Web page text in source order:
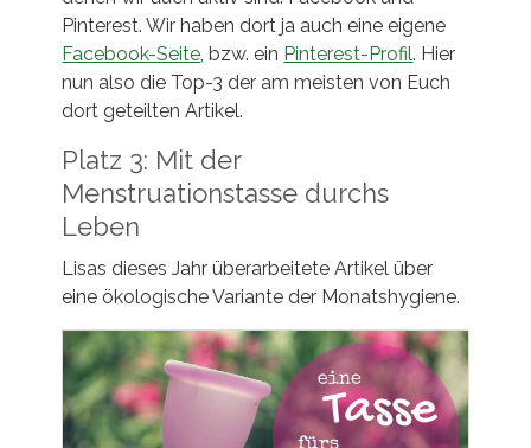
Pinterest. Wir haben dort ja auch eine eigene
Facebook-Seite, bzw. ein Pinterest-Profil. Hier
nun also die Top-3 der am meisten von Euch
dort geteilten Artikel.
Platz 3: Mit der
Menstruationstasse durchs
Leben
Lisas dieses Jahr überarbeitete Artikel über
eine ökologische Variante der Monatshygiene.